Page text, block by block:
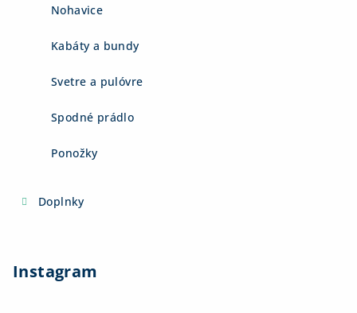
Nohavice
Kabáty a bundy
Svetre a pulóvre
Spodné prádlo
Ponožky
Doplnky
Instagram